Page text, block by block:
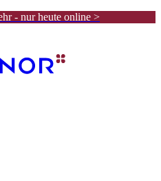
- nur heute online >